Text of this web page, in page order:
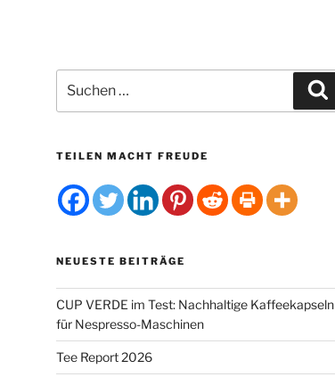
nach:
TEILEN MACHT FREUDE
NEUESTE BEITRÄGE
CUP VERDE im Test: Nachhaltige Kaffeekapseln
für Nespresso-Maschinen
Tee Report 2026